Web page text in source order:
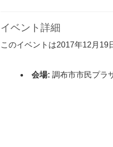
イベント詳細
このイベントは2017年12月19
会場: 調布市市民プラ